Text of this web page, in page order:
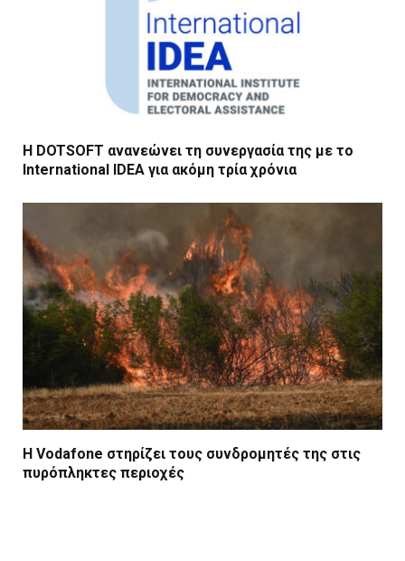
Η DOTSOFT ανανεώνει τη συνεργασία της με το
International IDEA για ακόμη τρία χρόνια
Η Vodafone στηρίζει τους συνδρομητές της στις
πυρόπληκτες περιοχές